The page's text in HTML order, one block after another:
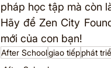
pháp học tập mà còn
Hãy để Zen City
mới của con bạn!
After Schoolgiao tiếpphát